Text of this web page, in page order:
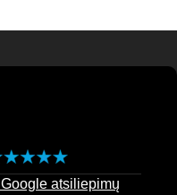
Google atsiliepimų